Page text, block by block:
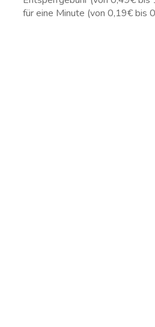
für eine Minute (von 0,19€ bis